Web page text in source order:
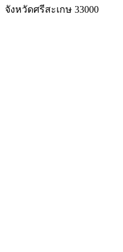
จังหวัดศรีสะเกษ 33000